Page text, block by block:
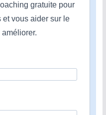
gratuite pour
et vous aider sur le